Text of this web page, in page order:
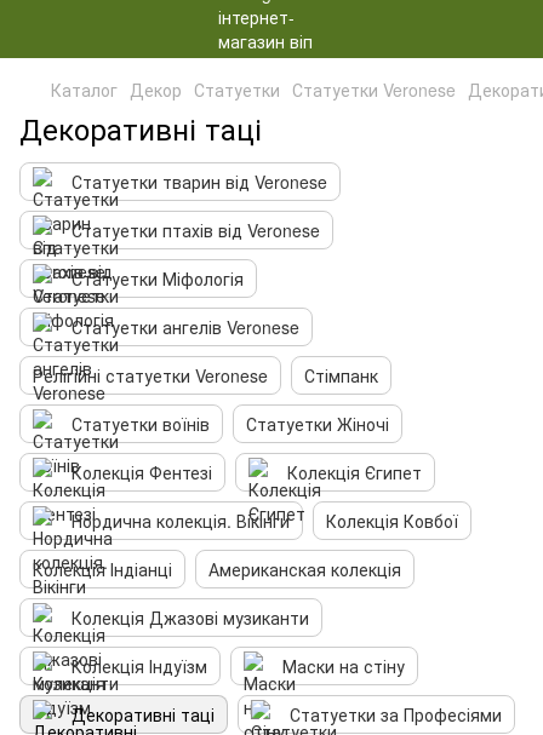
Каталог Декор Статуетки Статуетки Veronese
Декоративні таці
Статуетки тварин від Veronese
Статуетки птахів від Veronese
Статуетки Міфологія
Статуетки ангелів Veronese
Релігійні статуетки Veronese
Стімпанк
Статуетки воїнів
Статуетки Жіночі
Колекція Фентезі
Колекція Єгипет
Нордична колекція. Вікінги
Колекція Ковбої
Колекція Індіанці
Американская колекція
Колекція Джазові музиканти
Колекція Індуїзм
Маски на стіну
Декоративні таці
Статуетки за Професіями